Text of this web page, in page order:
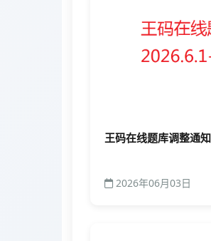
王码在线题库调整通知
2026年06月03日